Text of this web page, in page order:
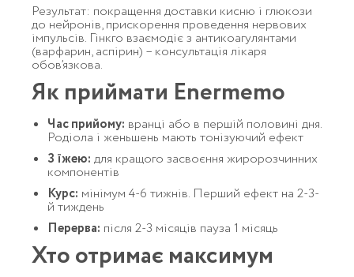
Результат: покращення доставки кисню і глюкози
до нейронів, прискорення проведення нервових
імпульсів. Гінкго взаємодіє з антикоагулянтами
(варфарин, аспірин) – консультація лікаря
обов’язкова.
Як приймати Enermemo
Час прийому: вранці або в першій половині дня.
Родіола і женьшень мають тонізуючий ефект
З їжею: для кращого засвоєння жиророзчинних
компонентів
Курс: мінімум 4-6 тижнів. Перший ефект на 2-3-
й тиждень
Перерва: після 2-3 місяців пауза 1 місяць
Хто отримає максимум